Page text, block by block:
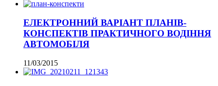
ЕЛЕКТРОННИЙ ВАРІАНТ ПЛАНІВ-
КОНСПЕКТІВ ПРАКТИЧНОГО ВОДІННЯ
АВТОМОБІЛЯ
11/03/2015